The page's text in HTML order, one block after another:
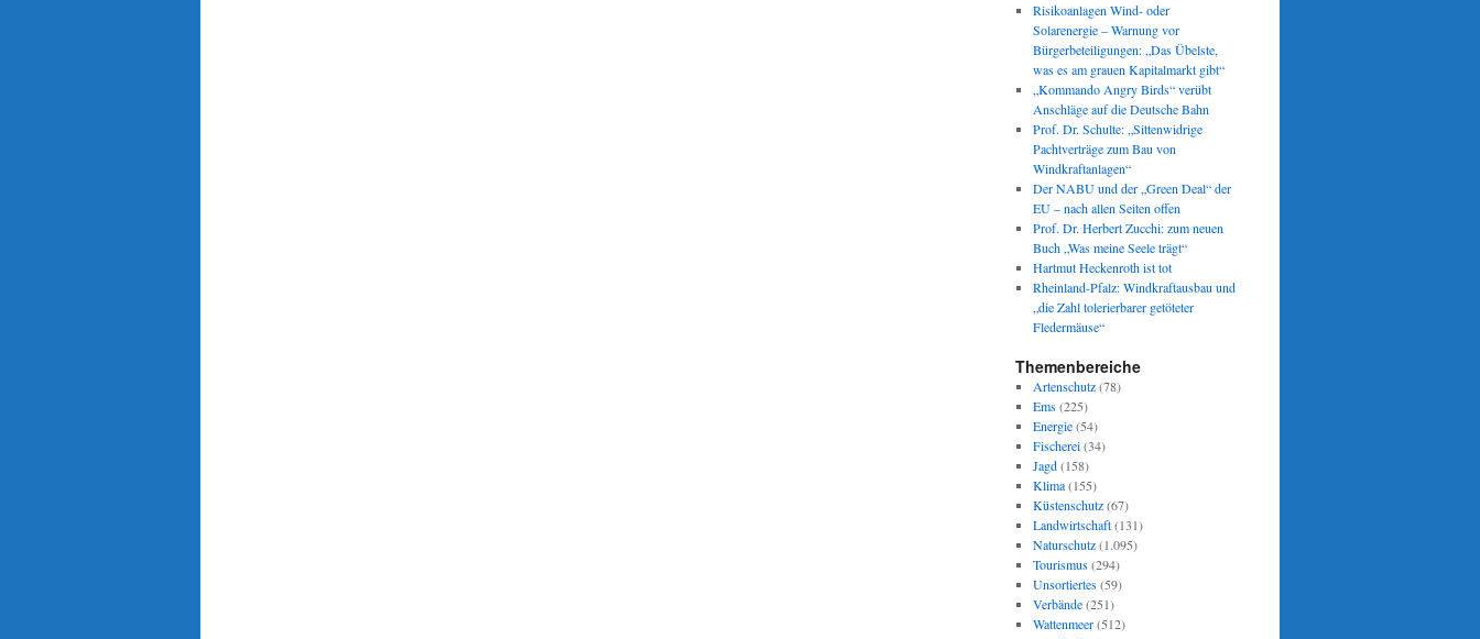
Risikoanlagen Wind- oder
Solarenergie – Warnung vor
Bürgerbeteiligungen: „Das Übelste,
was es am grauen Kapitalmarkt gibt“
„Kommando Angry Birds“ verübt
Anschläge auf die Deutsche Bahn
Prof. Dr. Schulte: „Sittenwidrige
Pachtverträge zum Bau von
Windkraftanlagen“
Der NABU und der „Green Deal“ der
EU – nach allen Seiten offen
Prof. Dr. Herbert Zucchi: zum neuen
Buch „Was meine Seele trägt“
Hartmut Heckenroth ist tot
Rheinland-Pfalz: Windkraftausbau und
„die Zahl tolerierbarer getöteter
Fledermäuse“
Themenbereiche
Artenschutz(78)
Ems(225)
Energie(54)
Fischerei(34)
Jagd(158)
Klima(155)
Küstenschutz(67)
Landwirtschaft(131)
Naturschutz(1.095)
Tourismus(294)
Unsortiertes(59)
Verbände(251)
Wattenmeer(512)